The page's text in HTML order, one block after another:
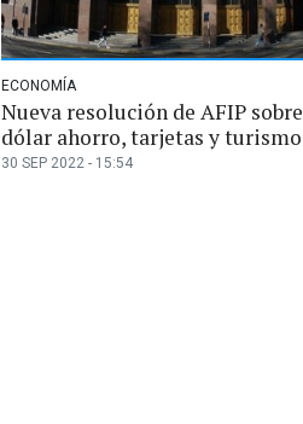
ECONOMÍA
Nueva resolución de AFIP sobre
dólar ahorro, tarjetas y turismo
30 SEP 2022 - 15:54